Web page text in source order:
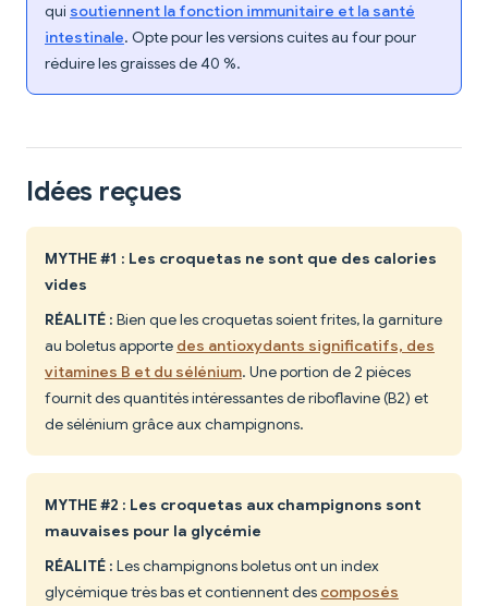
qui soutiennent la fonction immunitaire et la santé
intestinale. Opte pour les versions cuites au four pour
réduire les graisses de 40 %.
Idées reçues
MYTHE #1 : Les croquetas ne sont que des calories
vides
RÉALITÉ : Bien que les croquetas soient frites, la garniture
au boletus apporte des antioxydants significatifs, des
vitamines B et du sélénium. Une portion de 2 pièces
fournit des quantités intéressantes de riboflavine (B2) et
de sélénium grâce aux champignons.
MYTHE #2 : Les croquetas aux champignons sont
mauvaises pour la glycémie
RÉALITÉ : Les champignons boletus ont un index
glycémique très bas et contiennent des composés